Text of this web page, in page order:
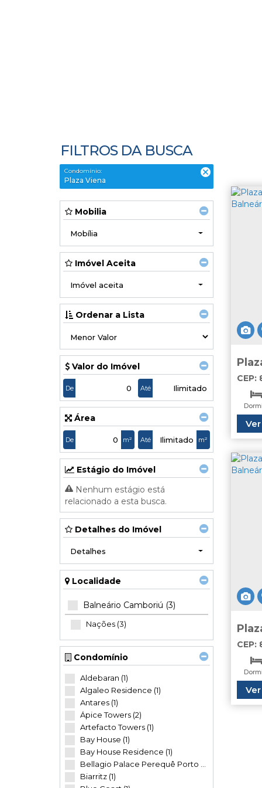
FILTROS DA BUSCA
Condomínio:
Plaza Viena
Localidade
Balneário Camboriú (3)
Nações (3)
Estágio do Imóvel
Nenhum estágio está
relacionado a esta busca.
Condomínio
Aldebaran (1)
Algaleo Residence (1)
Antares (1)
Ápice Towers (2)
Artefacto Towers (1)
Bay House (1)
Bay House Residence (1)
Biarritz (1)
Valor do Imóvel
De Até
Área
De m² Até m²
Mobilia
Mobília
Detalhes do Imóvel
Detalhes
Imóvel Aceita
Imóvel aceita
Ordenar a Lista
CEP:
Brasil
CEP:
Brasil